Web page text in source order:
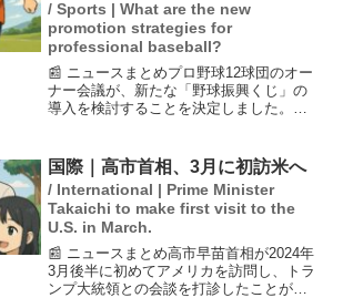
/ Sports | What are the new
promotion strategies for
professional baseball?
📰 ニュースまとめプロ野球12球団のオー
ナー会議が、新たな「野球振興くじ」の
導入を検討することを決定しました。こ
興のための財源を確保することを目的と
しています。しかし、...
国際｜高市首相、3月に初訪米へ
/ International | Prime Minister
Takaichi to make first visit to the
U.S. in March.
📰 ニュースまとめ高市早苗首相が2024年
3月後半に初めてアメリカを訪問し、トラ
ンプ大統領との会談を打診したことが報